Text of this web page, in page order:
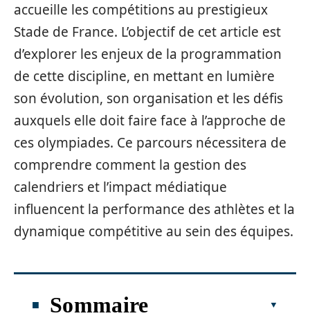
accueille les compétitions au prestigieux
Stade de France. L’objectif de cet article est
d’explorer les enjeux de la programmation
de cette discipline, en mettant en lumière
son évolution, son organisation et les défis
auxquels elle doit faire face à l’approche de
ces olympiades. Ce parcours nécessitera de
comprendre comment la gestion des
calendriers et l’impact médiatique
influencent la performance des athlètes et la
dynamique compétitive au sein des équipes.
Sommaire